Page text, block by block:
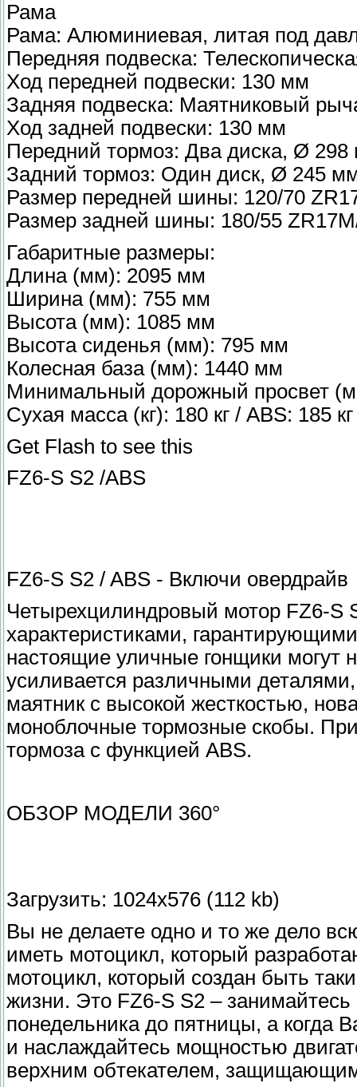
Рама
Рама: Алюминиевая, литая под
Передняя подвеска:
Ход передней подвески: 130 мм
Задняя подвеска: Маятниковый
Ход задней подвески: 130 мм
Передний тормоз: Два диска, Ø
Задний тормоз: Один диск, Ø 245
Размер передней шины: 120/70
Размер задней шины: 180/55
Габаритные размеры:
Длина (мм): 2095 мм
Ширина (мм): 755 мм
Высота (мм): 1085 мм
Высота сиденья (мм): 795 мм
Колесная база (мм): 1440 мм
Минимальный дорожный просвет
Сухая масса (кг): 180 кг / ABS: 185 кг
Get Flash to see this
FZ6-S S2 /ABS
FZ6-S S2 / ABS - Включи овердрайв
Четырехцилиндровый мотор FZ6-
характеристиками,
настоящие уличные гонщики
усиливается различными
маятник с высокой жесткостью,
моноблочные тормозные скобы.
тормоза с функцией ABS.
ОБЗОР МОДЕЛИ 360°
Загрузить: 1024x576 (112 kb)
Вы не делаете одно и то же дело
иметь мотоцикл, который
мотоцикл, который создан быть
жизни. Это FZ6-S S2 –
понедельника до пятницы, а когда
и наслаждайтесь мощностью
верхним обтекателем,